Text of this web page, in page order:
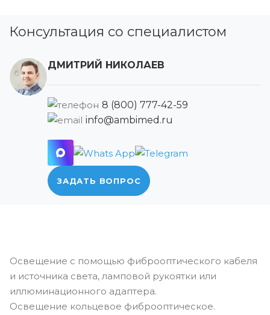
Консультация со специалистом
ДМИТРИЙ НИКОЛАЕВ
8 (800) 777-42-59
info@ambimed.ru
ЗАДАТЬ ВОПРОС
Освещение с помощью фиброоптического кабеля
и источника света, ламповой рукоятки или
иллюминационного адаптера.
Освещение кольцевое фиброоптическое.